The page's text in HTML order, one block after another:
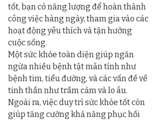
tốt, bạn có năng lượng để hoàn thành
công việc hàng ngày, tham gia vào các
hoạt động yêu thích và tận hưởng
cuộc sống.
Một sức khỏe toàn diện giúp ngăn
ngừa nhiều bệnh tật mãn tính như
bệnh tim, tiểu đường, và các vấn đề về
tinh thần như trầm cảm và lo âu.
Ngoài ra, việc duy trì sức khỏe tốt còn
giúp tăng cường khả năng phục hồi